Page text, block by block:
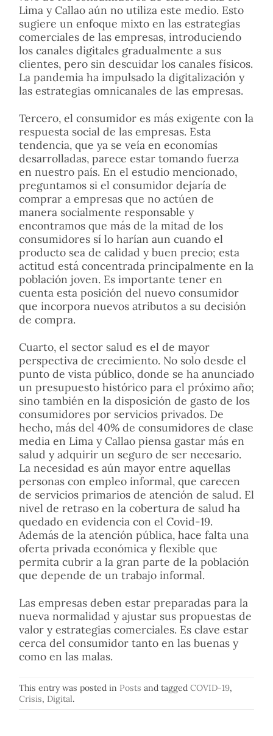
Lima y Callao aún no utiliza este medio. Esto
sugiere un enfoque mixto en las estrategias
comerciales de las empresas, introduciendo
los canales digitales gradualmente a sus
clientes, pero sin descuidar los canales físicos.
La pandemia ha impulsado la digitalización y
las estrategias omnicanales de las empresas.
Tercero, el consumidor es más exigente con la
respuesta social de las empresas. Esta
tendencia, que ya se veía en economías
desarrolladas, parece estar tomando fuerza
en nuestro país. En el estudio mencionado,
preguntamos si el consumidor dejaría de
comprar a empresas que no actúen de
manera socialmente responsable y
encontramos que más de la mitad de los
consumidores sí lo harían aun cuando el
producto sea de calidad y buen precio; esta
actitud está concentrada principalmente en la
población joven. Es importante tener en
cuenta esta posición del nuevo consumidor
que incorpora nuevos atributos a su decisión
de compra.
Cuarto, el sector salud es el de mayor
perspectiva de crecimiento. No solo desde el
punto de vista público, donde se ha anunciado
un presupuesto histórico para el próximo año;
sino también en la disposición de gasto de los
consumidores por servicios privados. De
hecho, más del 40% de consumidores de clase
media en Lima y Callao piensa gastar más en
salud y adquirir un seguro de ser necesario.
La necesidad es aún mayor entre aquellas
personas con empleo informal, que carecen
de servicios primarios de atención de salud. El
nivel de retraso en la cobertura de salud ha
quedado en evidencia con el Covid-19.
Además de la atención pública, hace falta una
oferta privada económica y flexible que
permita cubrir a la gran parte de la población
que depende de un trabajo informal.
Las empresas deben estar preparadas para la
nueva normalidad y ajustar sus propuestas de
valor y estrategias comerciales. Es clave estar
cerca del consumidor tanto en las buenas y
como en las malas.
This entry was posted in Posts and tagged COVID-19,
Crisis, Digital.